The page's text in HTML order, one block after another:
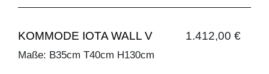
KOMMODE IOTA WALL V 1.412,00 €
Maße: B35cm T40cm H130cm